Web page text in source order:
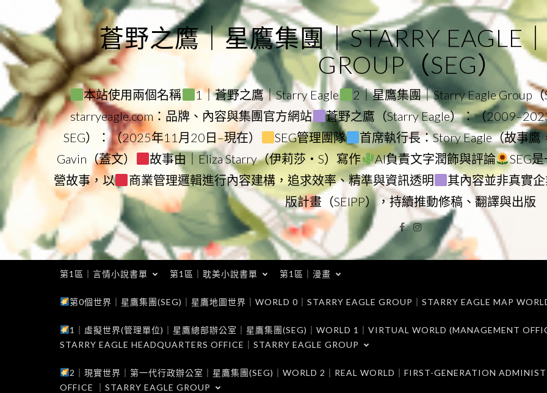
to
content
蒼野之鷹｜星鷹集團｜STARRY EAGLE
GROUP（SEG）
本站使用兩個名稱 1｜蒼野之鷹｜Starry Eagle 2｜星鷹集團｜Starry Eagle Group（
starryeagle.com：品牌、內容與集團官方網站
蒼野之鷹（Starry Eagle）：（
SEG）：（2025年11月20日–現在）
SEG管理團隊 首席執行長：Story Eagle（故事鷹
Gavin（蓋文）
故事由｜Eliza Starry（伊莉莎・S）寫作 AI負責文字潤飾與評論
SEG
營故事，以
商業管理邏輯進行內容建構，追求效率、精準與資訊透明 其內容並非真實
版計畫（SEIPP），持續推動修稿、翻譯與出版
Facebook
Instagram
第1區｜言情小說書單 第1區｜耽美小說書單 第1區｜漫畫
第0個世界｜星鷹集團(SEG)｜星鷹地圖世界｜WORLD 0｜STARRY EAGLE GROUP｜STARRY EAGLE MAP
1｜虛擬世界(管理單位)｜星鷹總部辦公室｜星鷹集團(SEG)｜WORLD 1｜VIRTUAL WORLD (MANAGEMENT
STARRY EAGLE HEADQUARTERS OFFICE｜STARRY EAGLE GROUP
2｜現實世界｜第一代行政辦公室｜星鷹集團(SEG)｜WORLD 2｜REAL WORLD｜FIRST-GENERATION
OFFICE ｜STARRY EAGLE GROUP